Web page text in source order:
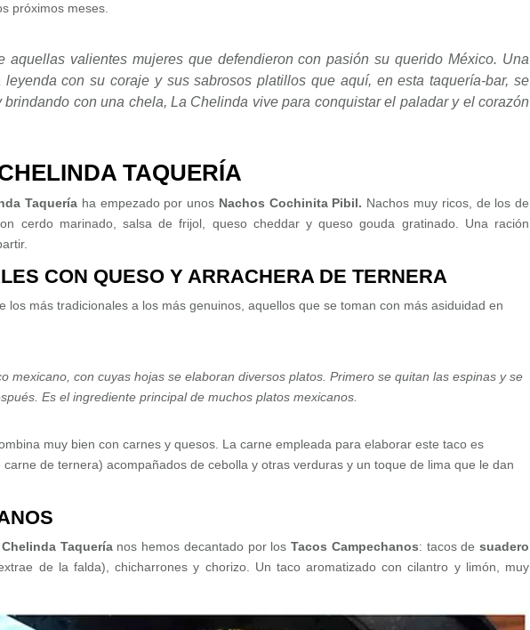
próximos meses.
aquellas valientes mujeres que defendieron con pasión su querido México. Una
con su coraje y sus sabrosos platillos que aquí, en esta taquería-bar, se
brindando con una chela, La Chelinda vive para conquistar el paladar y el corazón
TAQUERÍA
Taquería ha empezado por unos Nachos Cochinita Pibil. Nachos muy ricos, de los de
cerdo marinado, salsa de frijol, queso cheddar y queso gouda gratinado. Una ración
CON QUESO Y ARRACHERA DE TERNERA
los más tradicionales a los más genuinos, aquellos que se toman con más asiduidad en
mexicano, con cuyas hojas se elaboran diversos platos. Primero se quitan las espinas y se
Es el ingrediente principal de muchos platos mexicanos.
muy bien con carnes y quesos. La carne empleada para elaborar este taco es
carne de ternera) acompañados de cebolla y otras verduras y un toque de lima que le dan
Taqueríanos hemos decantado por losTacos Campechanos: tacos desuadero
de la falda), chicharrones y chorizo. Un taco aromatizado con cilantro y limón, muy